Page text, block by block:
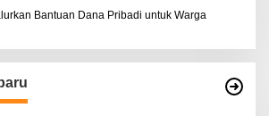
Bantuan Dana Pribadi untuk Warga